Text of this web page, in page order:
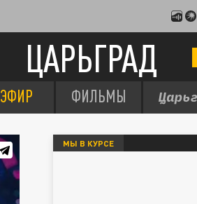
ЦАРЬГРАД
ЭФИР ФИЛЬМЫ
МЫ В КУРСЕ